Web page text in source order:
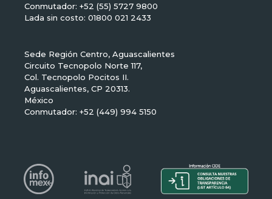
Conmutador: +52 (55) 5727 9800
Lada sin costo: 01800 021 2433
Sede Región Centro, Aguascalientes
Circuito Tecnopolo Norte 117,
Col. Tecnopolo Pocitos II.
Aguascalientes, CP 20313.
México
Conmutador: +52 (449) 994 5150